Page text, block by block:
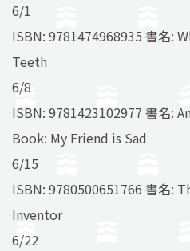
6/1
ISBN: 9781474968935 書名:
Teeth
6/8
ISBN: 9781423102977 書名:
Book: My Friend is Sad
6/15
ISBN: 9780500651766 書名:
Inventor
6/22